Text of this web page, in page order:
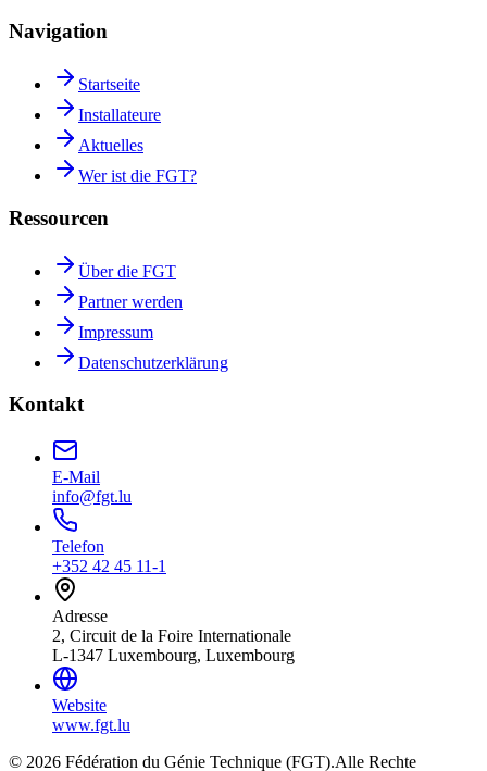
Navigation
Startseite
Installateure
Aktuelles
Wer ist die FGT?
Ressourcen
Über die FGT
Partner werden
Impressum
Datenschutzerklärung
Kontakt
E-Mail
info@fgt.lu
Telefon
+352 42 45 11-1
Adresse
2, Circuit de la Foire Internationale
L-1347 Luxembourg, Luxembourg
Website
www.fgt.lu
© 2026 Fédération du Génie Technique (FGT).Alle Rechte